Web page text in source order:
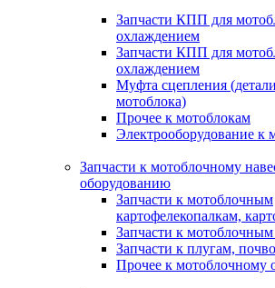
Запчасти КПП для
охлаждением
Запчасти КПП для
охлаждением
Муфта сцепления
мотоблока)
Прочее к мотоблокам
Электрооборудование к
Запчасти к мотоблочному
оборудованию
Запчасти к мотоблочным
картофелекопалкам,
Запчасти к
Запчасти к плугам,
Прочее к мотоблочному